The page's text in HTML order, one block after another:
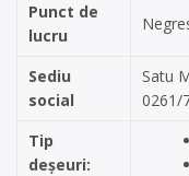
Punct de
lucru
Sediu
social
Satu
0261/
Tip
deșeuri: